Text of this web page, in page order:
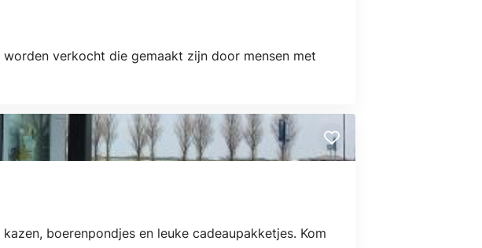
verkocht die gemaakt zijn door mensen met
boerenpondjes en leuke cadeaupakketjes. Kom